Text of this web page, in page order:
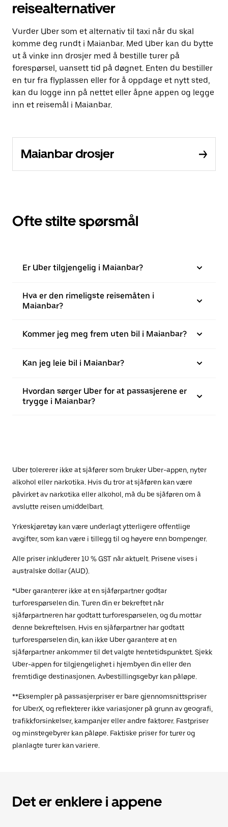
reisealternativer
Vurder Uber som et alternativ til taxi når du skal
komme deg rundt i Maianbar. Med Uber kan du bytte
ut å vinke inn drosjer med å bestille turer på
forespørsel, uansett tid på døgnet. Enten du bestiller
en tur fra flyplassen eller for å oppdage et nytt sted,
kan du logge inn på nettet eller åpne appen og legge
inn et reisemål i Maianbar.
Maianbar drosjer
Ofte stilte spørsmål
Er Uber tilgjengelig i Maianbar?
Hva er den rimeligste reisemåten i
Maianbar?
Kommer jeg meg frem uten bil i Maianbar?
Kan jeg leie bil i Maianbar?
Hvordan sørger Uber for at passasjerene er
trygge i Maianbar?
Uber tolererer ikke at sjåfører som bruker Uber-appen, nyter
alkohol eller narkotika. Hvis du tror at sjåføren kan være
påvirket av narkotika eller alkohol, må du be sjåføren om å
avslutte reisen umiddelbart.
Yrkeskjøretøy kan være underlagt ytterligere offentlige
avgifter, som kan være i tillegg til og høyere enn bompenger.
Alle priser inkluderer 10 % GST når aktuelt. Prisene vises i
australske dollar (AUD).
*Uber garanterer ikke at en sjåførpartner godtar
turforespørselen din. Turen din er bekreftet når
sjåførpartneren har godtatt turforespørselen, og du mottar
denne bekreftelsen. Hvis en sjåførpartner har godtatt
turforespørselen din, kan ikke Uber garantere at en
sjåførpartner ankommer til det valgte hentetidspunktet. Sjekk
Uber-appen for tilgjengelighet i hjembyen din eller den
fremtidige destinasjonen. Avbestillingsgebyr kan påløpe.
**Eksempler på passasjerpriser er bare gjennomsnittspriser
for UberX, og reflekterer ikke variasjoner på grunn av geografi,
trafikkforsinkelser, kampanjer eller andre faktorer. Fastpriser
og minstegebyrer kan påløpe. Faktiske priser for turer og
planlagte turer kan variere.
Det er enklere i appene